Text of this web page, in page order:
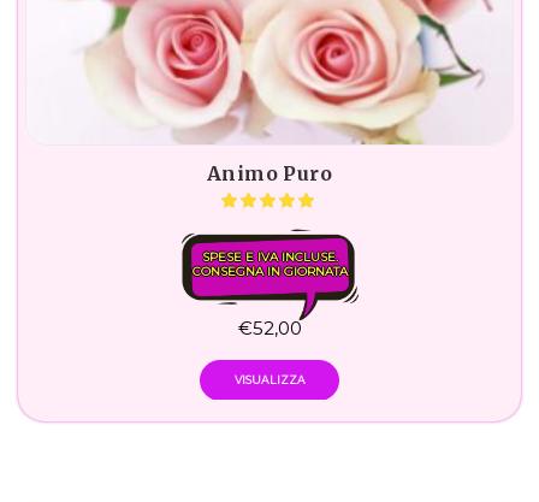
Animo Puro
SPESE E IVA INCLUSE.
CONSEGNA IN GIORNATA
€52,00
VISUALIZZA